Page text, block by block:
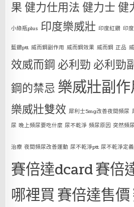
果健力仕用法健力士健
小綠瓶plus 印度樂威壯 印度紅鑽 印
藍鑽ptt 威而鋼副作用 威而鋼效果 威而鋼 正品
效威而鋼 必利勁 必利勁
鋼的禁忌 樂威壯副作
樂威壯雙效 犀利士5mg改善夜間頻尿
尿 晚上頻尿要吃什麼 尿不乾淨 頻尿原因 突然頻
治療 夜間頻尿改善運動 尿不乾淨ptt 尿不乾淨定義
賽倍達dcard賽倍
哪裡買賽倍達售價